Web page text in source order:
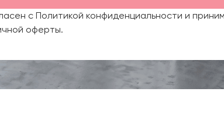
с Политикой конфиденциальности и
оферты.